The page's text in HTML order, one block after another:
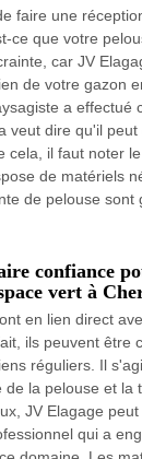
faire une
ce que votre
car JV
de votre gazon
a effectué
veut dire qu'il
cela, il faut noter
de matériels
de pelouse sont
confiance
vert à
en lien direct
ils peuvent être
réguliers. Il
la pelouse et la
JV Elagage
qui a